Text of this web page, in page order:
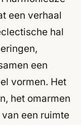
een verhaal
hal
een
vormen. Het
het omarmen
een ruimte